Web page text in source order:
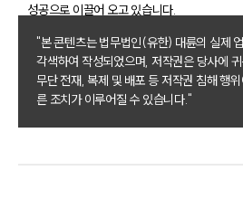
업무분야
건설부 업무
전체
구성원 소
성공으로 이끌어 오고 있습니다.
"본 콘텐츠는 법무법인(유한) 대륜의 실제
각색하여 작성되었으며, 저작권은 당사에
무단 전재, 복제 및 배포 등 저작권 침해 행
른 조치가 이루어질 수 있습니다."